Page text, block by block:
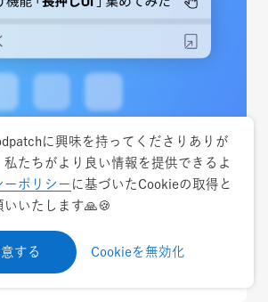
ウ 2023.12.23
アプリの世界】上級者向け機
集めてみた
リティ ソフトウェアデザイン
に興味を持ってくださりありが
私たちがより良い情報を提供できるよ
ーポリシー に基づいたCookieの取得と
いたします🙏🍪
意する Cookieを無効化